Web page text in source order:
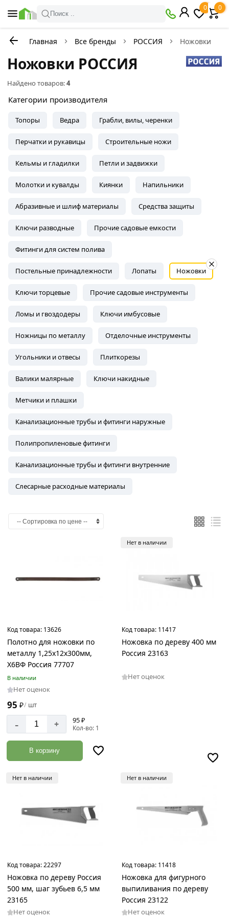
Поиск ..
0 0
Главная Все бренды РОССИЯ Ножовки
Ножовки РОССИЯ
Найдено товаров:4
Категории производителя
Топоры Ведра Грабли, вилы, черенки
Перчатки и рукавицы Строительные ножи
Кельмы и гладилки Петли и задвижки
Молотки и кувалды Киянки Напильники
Абразивные и шлиф материалы Средства защиты
Ключи разводные Прочие садовые емкости
Фитинги для систем полива
Постельные принадлежности Лопаты Ножовки
Ключи торцевые Прочие садовые инструменты
Ломы и гвоздодеры Ключи имбусовые
Ножницы по металлу Отделочные инструменты
Угольники и отвесы Плиткорезы
Валики малярные Ключи накидные
Метчики и плашки
Канализационные трубы и фитинги наружные
Полипропиленовые фитинги
Канализационные трубы и фитинги внутренние
Слесарные расходные материалы
Код товара: 13626
Полотно для ножовки по
металлу 1,25х12х300мм,
Х6ВФ Россия 77707
В наличии
Нет оценок
95 ₽/ шт
- + 95 ₽
Кол-во: 1
В корзину
Нет в наличии
Код товара: 11417
Ножовка по дереву 400 мм
Россия 23163
Нет оценок
Нет в наличии
Код товара:22297
Ножовка по дереву Россия
500 мм, шаг зубьев 6,5 мм
23165
Нет оценок
Нет в наличии
Код товара: 11418
Ножовка для фигурного
выпиливания по дереву
Россия 23122
Нет оценок